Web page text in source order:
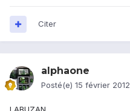
Citer
alphaone
Posté(e) 15 février 2012